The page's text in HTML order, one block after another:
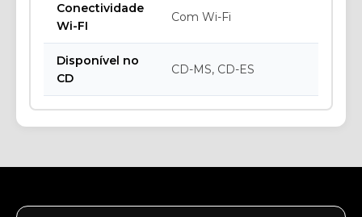
Conectividade
Wi-FI
Com Wi-Fi
Disponível no
CD
CD-MS, CD-ES